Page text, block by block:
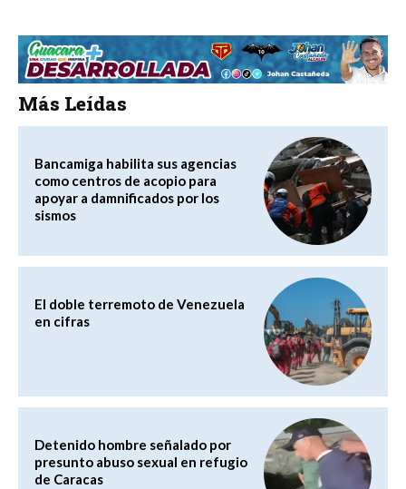
Más Leídas
Bancamiga habilita sus agencias
como centros de acopio para
apoyar a damnificados por los
sismos
El doble terremoto de Venezuela
en cifras
Detenido hombre señalado por
presunto abuso sexual en refugio
de Caracas